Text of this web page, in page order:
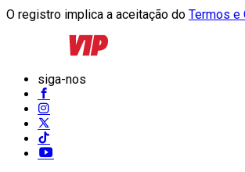
O registro implica a aceitação do Termos e
siga-nos